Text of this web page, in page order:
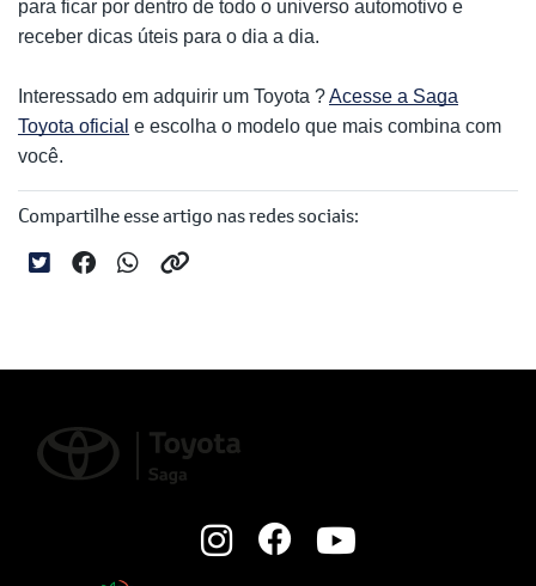
para ficar por dentro de todo o universo automotivo e
receber dicas úteis para o dia a dia.
Interessado em adquirir um Toyota ?Acesse a Saga
Toyota oficial e escolha o modelo que mais combina com
você.
Compartilhe esse artigo nas redes sociais: